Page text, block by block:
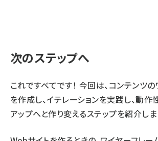
次のステップへ
これですべてです！ 今回は、コンテンツ
を作成し、イテレーションを実践し、動作
アップへと作り変えるステップを紹介しま